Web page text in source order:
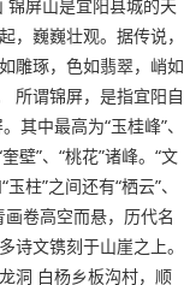
锦屏山是宜阳县城的天
，巍巍壮观。据传说，
雕琢，色如翡翠，峭如
所谓锦屏，是指宜阳自
其中最高为“玉桂峰”、
壁”、“桃花”诸峰。“文
柱”之间还有“栖云”、
画卷高空而悬，历代名
诗文镌刻于山崖之上。
洞 白杨乡板沟村，顺